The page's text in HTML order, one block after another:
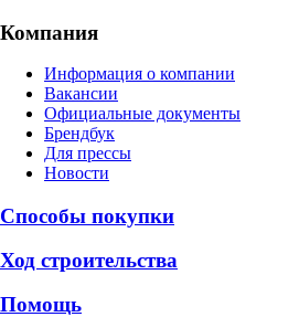
Компания
Информация о компании
Вакансии
Официальные документы
Брендбук
Для прессы
Новости
Способы покупки
Ход строительства
Помощь